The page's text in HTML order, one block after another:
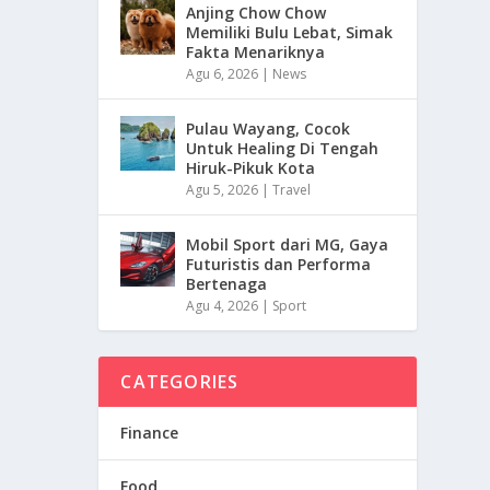
Anjing Chow Chow
Memiliki Bulu Lebat, Simak
Fakta Menariknya
Agu 6, 2026 | News
Pulau Wayang, Cocok
Untuk Healing Di Tengah
Hiruk-Pikuk Kota
Agu 5, 2026 |Travel
Mobil Sport dari MG, Gaya
Futuristis dan Performa
Bertenaga
Agu 4, 2026 | Sport
CATEGORIES
Finance